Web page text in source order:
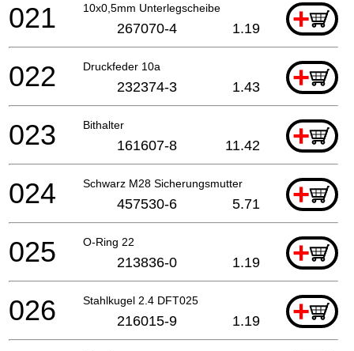
10x0,5mm Unterlegscheibe +
021 267070-4 1.19
Druckfeder 10a +
022 232374-3 1.43
Bithalter +
023 161607-8 11.42
Schwarz M28 Sicherungsmutter +
024 457530-6 5.71
O-Ring 22 +
025 213836-0 1.19
Stahlkugel 2.4 DFT025 +
026 216015-9 1.19